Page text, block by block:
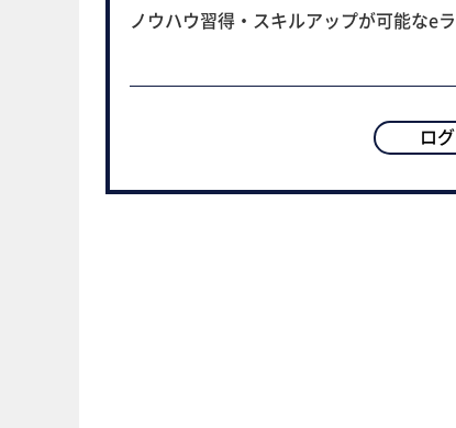
ノウハウ習得・スキルアップが可能なe
ロ